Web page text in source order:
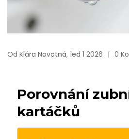
Od Klára Novotná, led 1 2026 0
Porovnání
kartáčků